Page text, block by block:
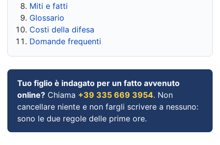
Miti e fatti
Glossario
Costi della difesa
Domande frequenti
Tuo figlio è indagato per un fatto avvenuto
online? Chiama +39 335 669 3954. Non
cancellare niente e non fargli scrivere a nessuno:
sono le due regole delle prime ore.